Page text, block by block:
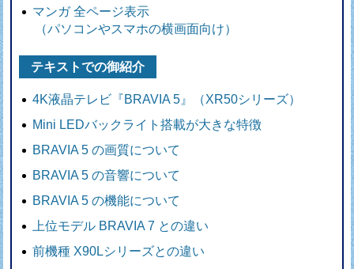
マンガ 全ページ表示
（パソコンやスマホの横画面向け）
テキストでの御紹介
4K液晶テレビ『BRAVIA 5』（XR50シリーズ）
Mini LEDバックライト搭載が大きな特徴
BRAVIA 5 の画質について
BRAVIA 5 の音響について
BRAVIA 5 の機能について
上位モデル BRAVIA 7 との違い
前機種 X90Lシリーズとの違い